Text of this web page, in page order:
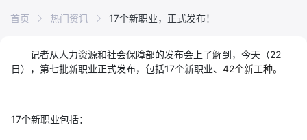
首页 热门资讯 17个新职业，正式发布！
记者从人力资源和社会保障部的发布会上了解到，今天（22
日），第七批新职业正式发布，包括17个新职业、42个新工种。
17个新职业包括：